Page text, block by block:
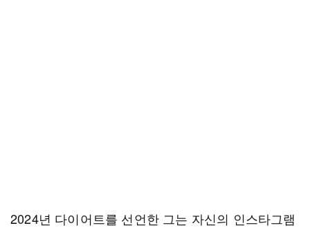
2024년 다이어트를 선언한 그는 자신의 인스타그램